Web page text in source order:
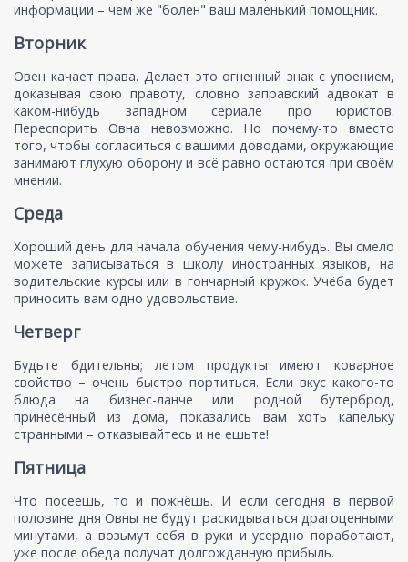
информации – чем же "болен" ваш маленький помощник.
Вторник
Овен качает права. Делает это огненный знак с упоением,
доказывая свою правоту, словно заправский адвокат в
каком-нибудь западном сериале про юристов.
Переспорить Овна невозможно. Но почему-то вместо
того, чтобы согласиться с вашими доводами, окружающие
занимают глухую оборону и всё равно остаются при своём
мнении.
Среда
Хороший день для начала обучения чему-нибудь. Вы смело
можете записываться в школу иностранных языков, на
водительские курсы или в гончарный кружок. Учёба будет
приносить вам одно удовольствие.
Четверг
Будьте бдительны; летом продукты имеют коварное
свойство – очень быстро портиться. Если вкус какого-то
блюда на бизнес-ланче или родной бутерброд,
принесённый из дома, показались вам хоть капельку
странными – отказывайтесь и не ешьте!
Пятница
Что посеешь, то и пожнёшь. И если сегодня в первой
половине дня Овны не будут раскидываться драгоценными
минутами, а возьмут себя в руки и усердно поработают,
уже после обеда получат долгожданную прибыль.